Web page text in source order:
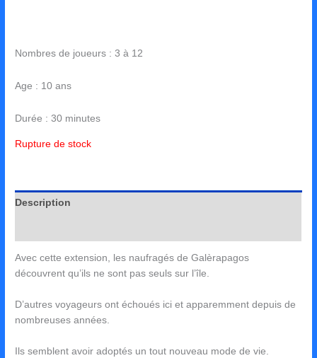
Nombres de joueurs : 3 à 12
Age : 10 ans
Durée : 30 minutes
Rupture de stock
Description
Avec cette extension, les naufragés de Galèrapagos
découvrent qu’ils ne sont pas seuls sur l’île.
D’autres voyageurs ont échoués ici et apparemment depuis de
nombreuses années.
Ils semblent avoir adoptés un tout nouveau mode de vie.